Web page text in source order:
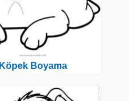
Köpek Boyama